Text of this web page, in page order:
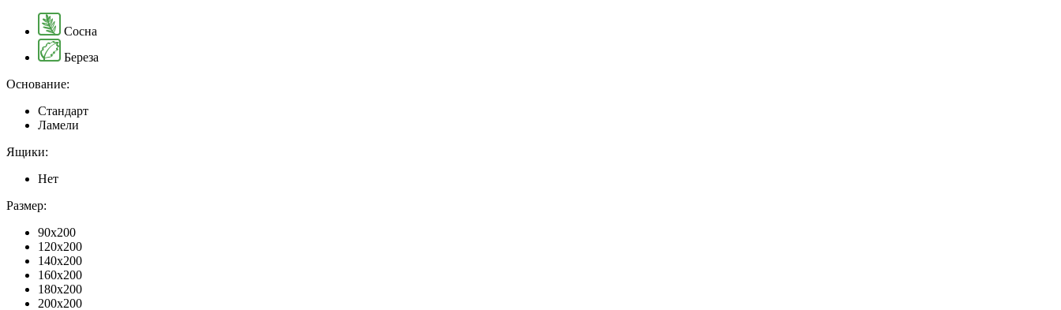
Сосна
Береза
Основание:
Стандарт
Ламели
Ящики:
Нет
Размер:
90x200
120x200
140x200
160x200
180x200
200x200